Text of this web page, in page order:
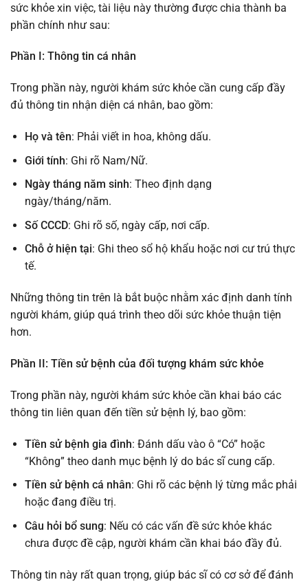
sức khỏe xin việc, tài liệu này thường được chia thành ba
phần chính như sau:
Phần I: Thông tin cá nhân
Trong phần này, người khám sức khỏe cần cung cấp đầy
đủ thông tin nhận diện cá nhân, bao gồm:
Họ và tên: Phải viết in hoa, không dấu.
Giới tính: Ghi rõ Nam/Nữ.
Ngày tháng năm sinh: Theo định dạng
ngày/tháng/năm.
Số CCCD: Ghi rõ số, ngày cấp, nơi cấp.
Chỗ ở hiện tại: Ghi theo sổ hộ khẩu hoặc nơi cư trú thực
tế.
Những thông tin trên là bắt buộc nhằm xác định danh tính
người khám, giúp quá trình theo dõi sức khỏe thuận tiện
hơn.
Phần II: Tiền sử bệnh của đối tượng khám sức khỏe
Trong phần này, người khám sức khỏe cần khai báo các
thông tin liên quan đến tiền sử bệnh lý, bao gồm:
Tiền sử bệnh gia đình: Đánh dấu vào ô “Có” hoặc
“Không” theo danh mục bệnh lý do bác sĩ cung cấp.
Tiền sử bệnh cá nhân: Ghi rõ các bệnh lý từng mắc phải
hoặc đang điều trị.
Câu hỏi bổ sung: Nếu có các vấn đề sức khỏe khác
chưa được đề cập, người khám cần khai báo đầy đủ.
Thông tin này rất quan trọng, giúp bác sĩ có cơ sở để đánh